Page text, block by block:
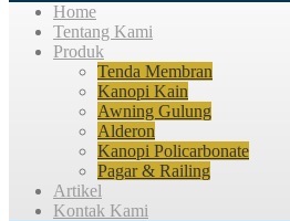
Home
Tentang Kami
Produk
Tenda Membran
Kanopi Kain
Awning Gulung
Alderon
Kanopi Policarbonate
Pagar & Railing
Artikel
Kontak Kami